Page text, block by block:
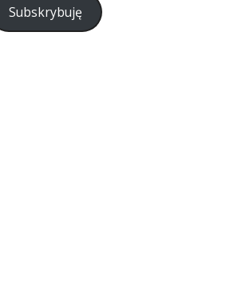
Subskrybuję